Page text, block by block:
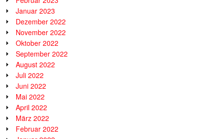
Januar 2023
Dezember 2022
November 2022
Oktober 2022
September 2022
August 2022
Juli 2022
Juni 2022
Mai 2022
April 2022
März 2022
Februar 2022